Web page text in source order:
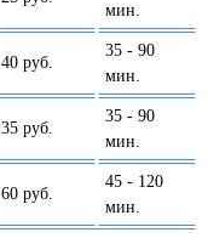
мин.
40 руб.
35 - 90
мин.
35 руб.
35 - 90
мин.
60 руб.
45 - 120
мин.